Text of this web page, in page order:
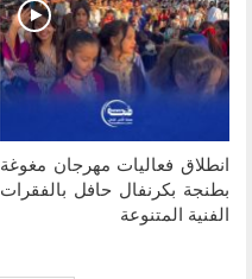
انطلاق فعاليات مهرجان مغوغة
بطنجة بكرنفال حافل بالفقرات
الفنية المتنوعة